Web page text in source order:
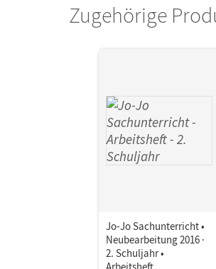
Zugehörige
Jo-Jo Sachunterricht •
Neubearbeitung 2016 ·
2. Schuljahr •